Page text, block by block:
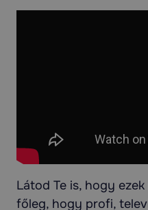
Látod Te is, hogy
főleg, hogy profi,